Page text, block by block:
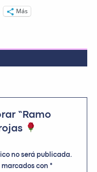
Más
“Ramo
no será publicada.
marcados con *